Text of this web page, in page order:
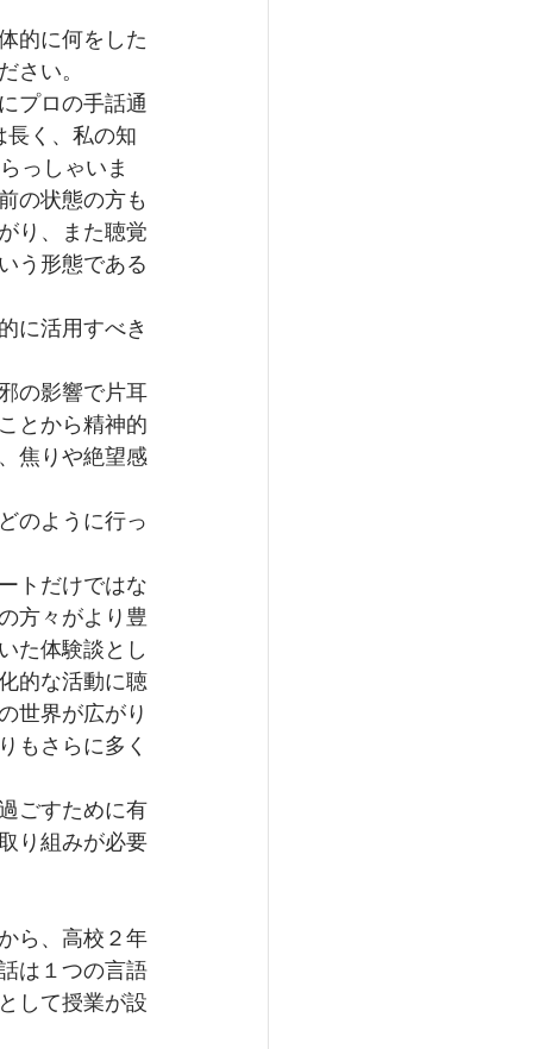
的に何をした
さい。
プロの手話通
く、私の知
っしゃいま
の状態の方も
り、また聴覚
う形態である
に活用すべき
の影響で片耳
とから精神的
焦りや絶望感
のように行っ
トだけではな
方々がより豊
た体験談とし
的な活動に聴
世界が広がり
もさらに多く
ごすために有
り組みが必要
ら、高校２年
は１つの言語
して授業が設